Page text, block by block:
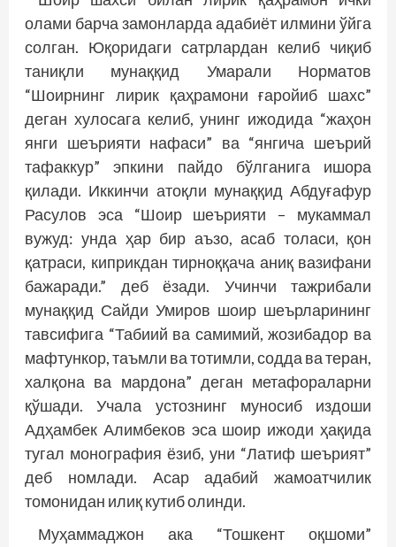
олами барча замонларда адабиёт илмини ўйга
солган. Юқоридаги сатрлардан келиб чиқиб
таниқли мунаққид Умарали Норматов
“Шоирнинг лирик қаҳрамони ғаройиб шахс”
деган хулосага келиб, унинг ижодида “жаҳон
янги шеърияти нафаси” ва “янгича шеърий
тафаккур” эпкини пайдо бўлганига ишора
қилади. Иккинчи атоқли мунаққид Абдуғафур
Расулов эса “Шоир шеърияти – мукаммал
вужуд: унда ҳар бир аъзо, асаб толаси, қон
қатраси, киприкдан тирноққача аниқ вазифани
бажаради.” деб ёзади. Учинчи тажрибали
мунаққид Сайди Умиров шоир шеърларининг
тавсифига “Табиий ва самимий, жозибадор ва
мафтункор, таъмли ва тотимли, содда ва теран,
халқона ва мардона” деган метафораларни
қўшади. Учала устознинг муносиб издоши
Адҳамбек Алимбеков эса шоир ижоди ҳақида
тугал монография ёзиб, уни “Латиф шеърият”
деб номлади. Асар адабий жамоатчилик
томонидан илиқ кутиб олинди.
Муҳаммаджон ака “Тошкент оқшоми”